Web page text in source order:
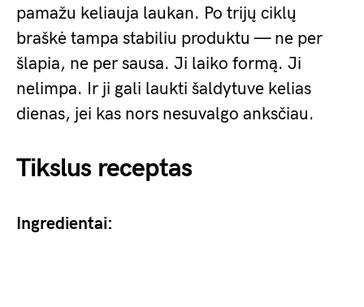
pamažu keliauja laukan. Po trijų ciklų
braškė tampa stabiliu produktu — ne per
šlapia, ne per sausa. Ji laiko formą. Ji
nelimpa. Ir ji gali laukti šaldytuve kelias
dienas, jei kas nors nesuvalgo anksčiau.
Tikslus receptas
Ingredientai: